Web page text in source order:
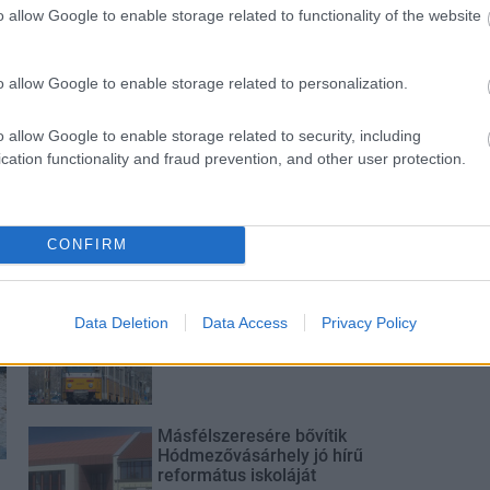
allow Google to enable storage related to functionality of the website
allow Google to enable storage related to personalization.
allow Google to enable storage related to security, including
functionality and fraud prevention, and other user protection.
CONFIRM
Data Deletion Data Access Privacy Policy
növényzetet Pakson
Új gyalogosátkelők és jelzőlámpás
csomópont épül Angyalföldön
Másfélszeresére bővítik
Hódmezővásárhely jó hírű
református iskoláját